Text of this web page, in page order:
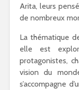
Arita, leurs
de nombreux
La thématique
elle est
protagonistes,
vision du
s’accompagne